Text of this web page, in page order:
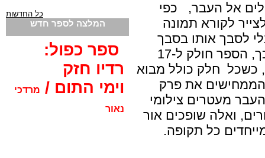
אל העבר,
כפי
לקורא תמונה
לסבך אותו בסבך
אינסופי של נתונים ותאריכים. לפיכך, הספר חולק ל-17
כשכל חלק כולל מבוא
הממחישים את פרק
מעטרים צילומי
ואלה שופכים אור
כל תקופה.
כל החדשות
המלצה לספר חדש
ספר כפול:
רדיו חזק
וימי התום / מרדכי
נאור